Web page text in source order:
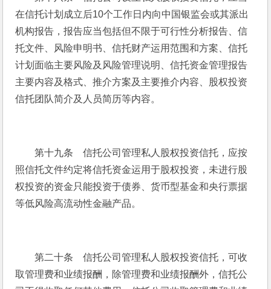
在信托计划成立后10个工作日内向中国银监会或其派出
机构报告，报告应当包括但不限于可行性分析报告、信
托文件、风险申明书、信托财产运用范围和方案、信托
计划面临主要风险及风险管理说明、信托资金管理报告
主要内容及格式、推介方案及主要推介内容、股权投资
信托团队简介及人员简历等内容。
第十九条　信托公司管理私人股权投资信托，应按
照信托文件约定将信托资金运用于股权投资，未进行股
权投资的资金只能投资于债券、货币型基金和央行票据
等低风险高流动性金融产品。
第二十条　信托公司管理私人股权投资信托，可收
取管理费和业绩报酬，除管理费和业绩报酬外，信托公